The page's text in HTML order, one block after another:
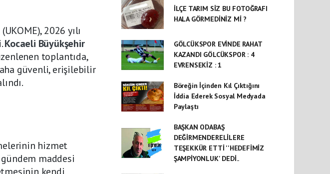
2026 yılı
Kocaeli Büyükşehir
toplantıda,
güvenli, erişilebilir
hizmet
maddesi
kendi
İLÇE TARIM SİZ BU FOTOĞRAFI
HALA GÖRMEDİNİZ Mİ ?
GÖLCÜKSPOR EVİNDE RAHAT
KAZANDI GÖLCÜKSPOR : 4
EVRENSEKİZ : 1
Böreğin İçinden Kıl Çıktığını
İddia Ederek Sosyal Medyada
Paylaştı
BAŞKAN ODABAŞ
DEĞİRMENDERELİLERE
TEŞEKKÜR ETTİ ''HEDEFİMİZ
ŞAMPİYONLUK' DEDİ..